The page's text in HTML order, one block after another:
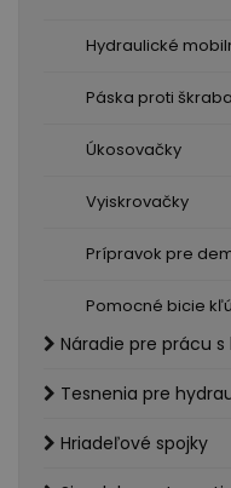
Hydraulické
Páska proti
Úkosovačky
Vyiskrovačky
Prípravok pre
Pomocné bicie
Náradie pre prácu s
Tesnenia pre
Hriadeľové spojky